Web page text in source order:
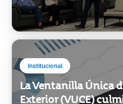
Institucional
La Ventanilla Única
Exterior (VUCE)
excelentes